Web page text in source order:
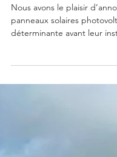
électrique
Guyanais
déterminante avant leur